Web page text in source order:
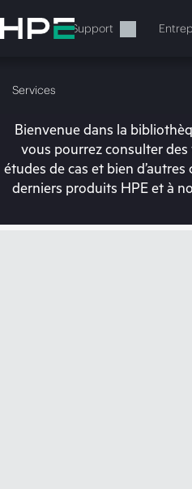
au
contenu
Services Support
Services
Votre
Bibliothèque
Bienvenue dans la
vous pourrez consulter des
études de cas et bien
derniers produits HPE et à